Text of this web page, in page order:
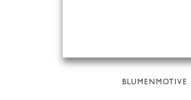
BLUMENMOTIVE